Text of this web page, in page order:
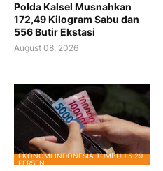
Polda Kalsel Musnahkan
172,49 Kilogram Sabu dan
556 Butir Ekstasi
August 08, 2026
EKONOMI INDONESIA TUMBUH 5.29
PERSEN